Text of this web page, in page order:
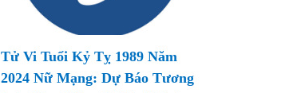
Tử Vi Tuổi Kỷ Tỵ 1989 Năm
2024 Nữ Mạng: Dự Báo Tương